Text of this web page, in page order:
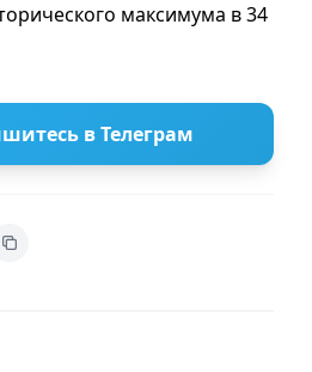
максимума в 34
в Телеграм